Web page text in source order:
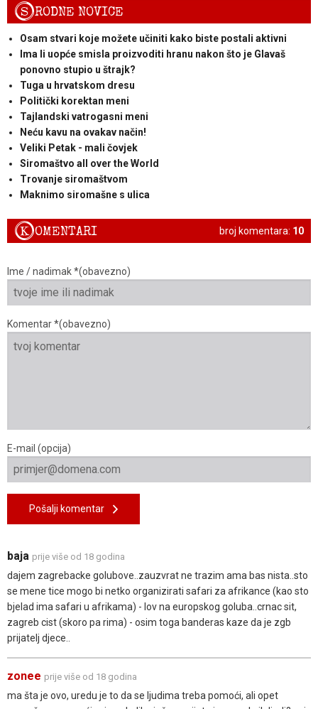
SRODNE NOVICE
Osam stvari koje možete učiniti kako biste postali aktivni
Ima li uopće smisla proizvoditi hranu nakon što je Glavaš
ponovno stupio u štrajk?
Tuga u hrvatskom dresu
Politički korektan meni
Tajlandski vatrogasni meni
Neću kavu na ovakav način!
Veliki Petak - mali čovjek
Siromaštvo all over the World
Trovanje siromaštvom
Maknimo siromašne s ulica
broj komentara: 10
KOMENTARI
Ime / nadimak *(obavezno)
Komentar *(obavezno)
E-mail (opcija)
Pošalji komentar
baja prije više od 18 godina
dajem zagrebacke golubove..zauzvrat ne trazim ama bas nista..sto
se mene tice mogo bi netko organizirati safari za afrikance (kao sto
bjelad ima safari u afrikama) - lov na europskog goluba..crnac sit,
zagreb cist (skoro pa rima) - osim toga banderas kaze da je zgb
prijatelj djece..
zonee prije više od 18 godina
ma šta je ovo, uredu je to da se ljudima treba pomoći, ali opet